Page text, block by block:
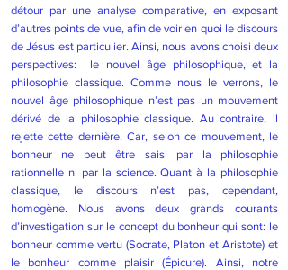
détour par une analyse comparative, en exposant
d’autres points de vue, afin de voir en quoi le discours
de Jésus est particulier. Ainsi, nous avons choisi deux
perspectives: le nouvel âge philosophique, et la
philosophie classique. Comme nous le verrons, le
nouvel âge philosophique n’est pas un mouvement
dérivé de la philosophie classique. Au contraire, il
rejette cette dernière. Car, selon ce mouvement, le
bonheur ne peut être saisi par la philosophie
rationnelle ni par la science. Quant à la philosophie
classique, le discours n’est pas, cependant,
homogène. Nous avons deux grands courants
d’investigation sur le concept du bonheur qui sont: le
bonheur comme vertu (Socrate, Platon et Aristote) et
le bonheur comme plaisir (Épicure). Ainsi, notre